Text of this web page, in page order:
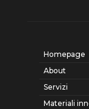
Homepage
About
Servizi
Materiali